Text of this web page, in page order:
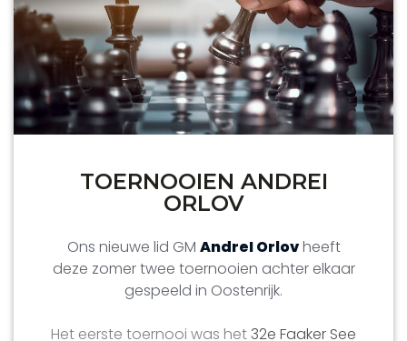
TOERNOOIEN ANDREI
ORLOV
Ons nieuwe lid GM AndreI Orlovheeft
deze zomer twee toernooien achter elkaar
gespeeld in Oostenrijk.
Het eerste toernooi was het32e Faaker See